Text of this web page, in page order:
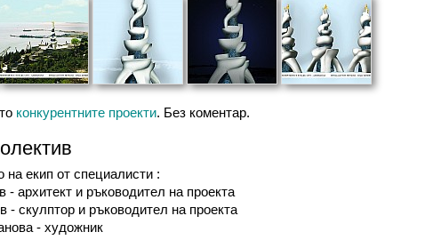
конкурентните проекти. Без коментар.
на екип от специалисти :
- архитект и ръководител на проекта
- скулптор и ръководител на проекта
- художник